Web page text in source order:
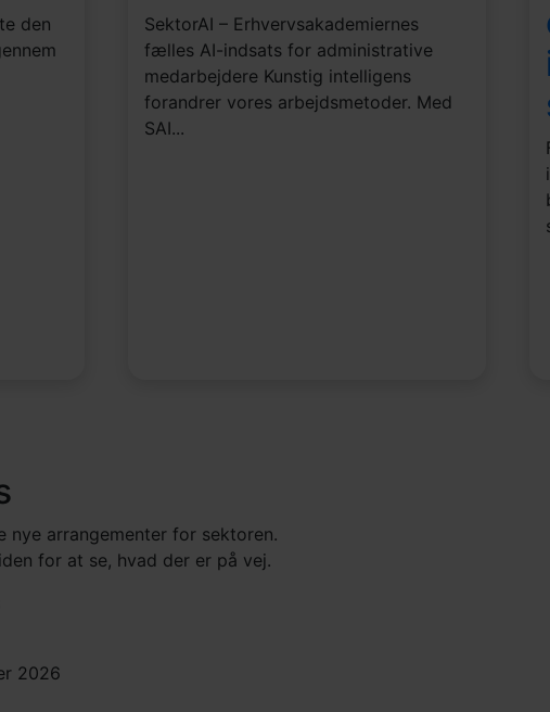
den
SektorAI – Erhvervsakademiernes
fælles AI-indsats for administrative
medarbejdere Kunstig intelligens
forandrer vores arbejdsmetoder. Med
SAI...
arrangementer for sektoren.
for at se, hvad der er på vej.
2026